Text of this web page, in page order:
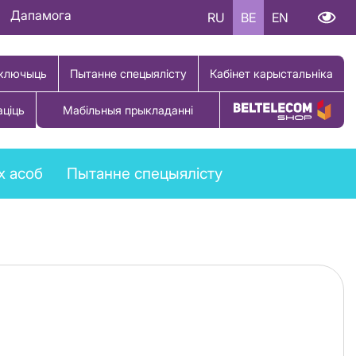
Дапамога RU BE EN
Пытанне спецыялісту Кабінет карыстальніка
Мабільныя прыкладанні Купіць тавар
асоб Пытанне спецыялісту